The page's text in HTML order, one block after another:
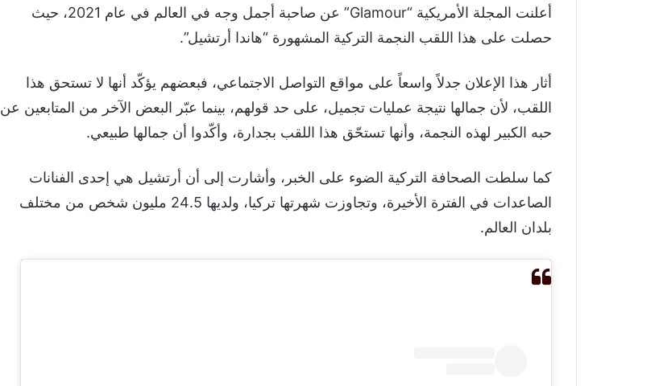
أعلنت المجلة الأمريكية “Glamour” عن صاحبة أجمل وجه في العالم في عام 2021، حيث
حصلت على هذا اللقب النجمة التركية المشهورة “هاندا أرتشيل”.
أثار هذا الإعلان جدلاً واسعاً على مواقع التواصل الاجتماعي، فبعضهم يؤكّد أنها لا تستحق هذا
اللقب، لأن جمالها نتيجة عمليات تجميل، على حد قولهم، بينما عبّر البعض الآخر من المتابعين عن
حبه الكبير لهذه النجمة، وأنها تستحّق هذا اللقب بجدارة، وأكّدوا أن جمالها طبيعي.
كما سلطت الصحافة التركية الضوء على الخبر، وأشارت إلى أن أرتشيل هي إحدى الفنانات
الصاعدات في الفترة الأخيرة، وتجاوزت شهرتها تركيا، ولديها 24.5 مليون شخص من مختلف
بلدان العالم.